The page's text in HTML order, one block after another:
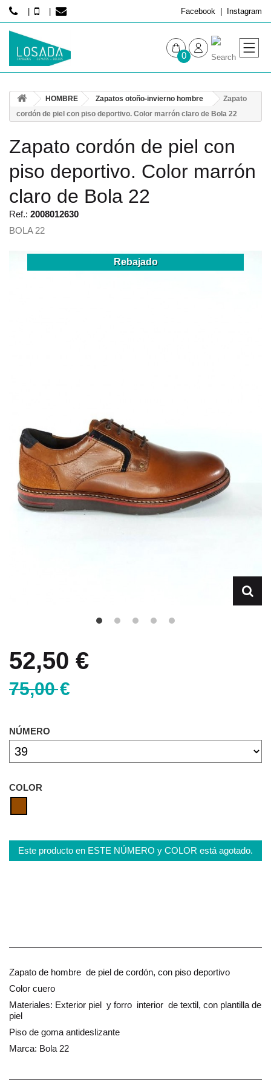
Facebook Instagram
0
HOMBRE
HOMBRE Zapatos otoño-invierno hombre
Zapato
cordón de piel con piso deportivo. Color marrón claro de Bola 22
Zapato cordón de piel con
piso deportivo. Color marrón
claro de Bola 22
Ref.: 2008012630
BOLA 22
Rebajado
52,50 €
75,00 €
NÚMERO
COLOR
Este producto en ESTE NÚMERO y COLOR está agotado.
Zapato de hombre de piel de cordón, con piso deportivo
Color cuero
Materiales: Exterior piel y forro interior de textil, con plantilla de
piel
Piso de goma antideslizante
Marca: Bola 22